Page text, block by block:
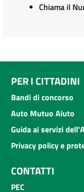
Chiama il
PER I CITTADINI
Bandi di concorso
Auto Mutuo Aiuto
Guida ai servizi
Privacy policy e
CONTATTI
PEC